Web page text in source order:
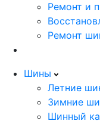
Ремонт и
Ремонт
Шины
Летние
Зимние
Шинный